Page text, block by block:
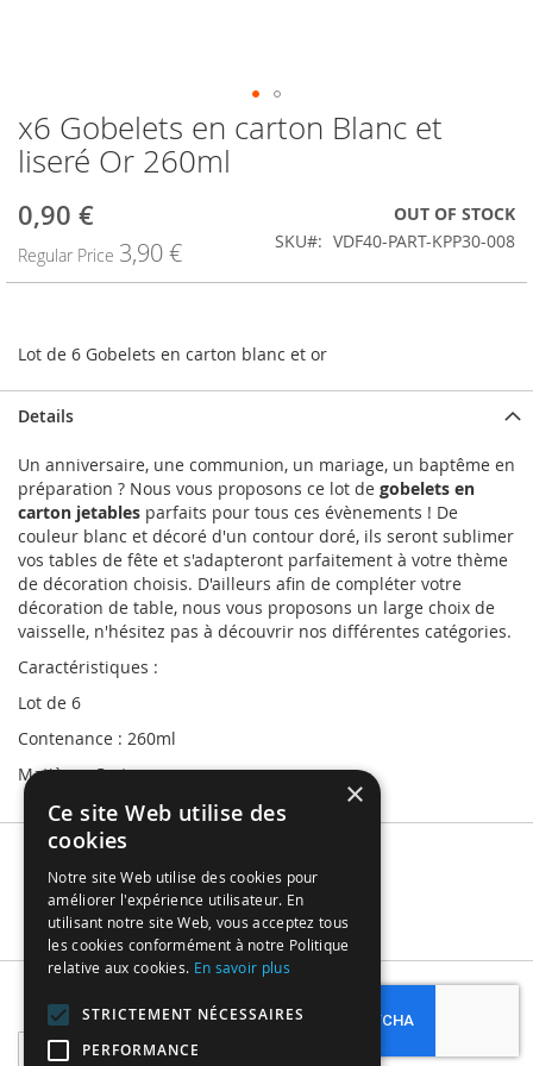
Skip
to
the
of
images
gallery
x6 Gobelets en carton Blanc et
liseré Or 260ml
Special
0,90 €
Regular Price 3,90 €
OUT OF STOCK
SKU
VDF40-PART-KPP30-008
Lot de 6 Gobelets en carton blanc et or
Details
Un anniversaire, une communion, un mariage, un baptême en
préparation ? Nous vous proposons ce lot de gobelets en
carton jetables parfaits pour tous ces évènements ! De
couleur blanc et décoré d'un contour doré, ils seront sublimer
vos tables de fête et s'adapteront parfaitement à votre thème
de décoration choisis. D'ailleurs afin de compléter votre
décoration de table, nous vous proposons un large choix de
vaisselle, n'hésitez pas à découvrir nos différentes catégories.
Caractéristiques :
Lot de 6
Contenance : 260ml
Matière : Carton
Sign
Subscribe
×
Ce site Web utilise des
cookies
Notre site Web utilise des cookies pour
améliorer l'expérience utilisateur. En
utilisant notre site Web, vous acceptez tous
les cookies conformément à notre Politique
relative aux cookies. En savoir plus
STRICTEMENT NÉCESSAIRES
PERFORMANCE